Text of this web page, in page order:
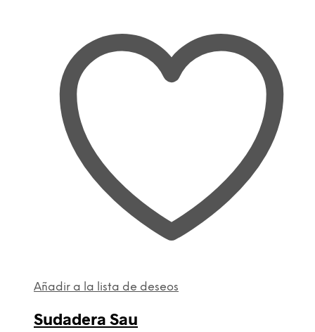
Añadir a la lista de deseos
Sudadera Sau